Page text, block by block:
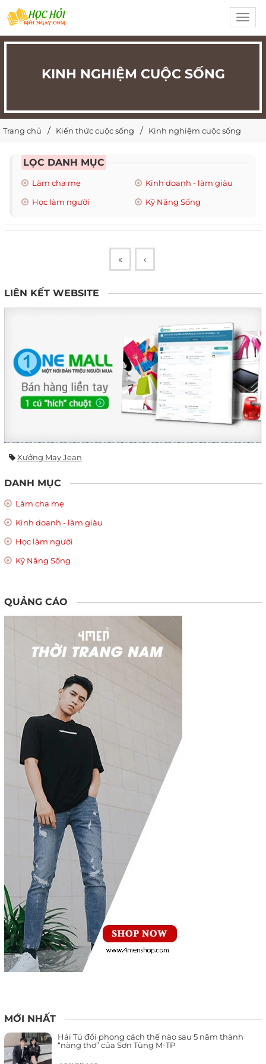
KINH NGHIỆM CUỘC SỐNG
Trang chủ Kiến thức cuộc sống Kinh nghiệm cuộc sống
LỌC DANH MỤC
Làm cha mẹ
Kinh doanh - làm giàu
Học làm người
Kỹ Năng Sống
« ‹
LIÊN KẾT WEBSITE
Xưởng May Jean
DANH MỤC
Làm cha mẹ
Kinh doanh - làm giàu
Học làm người
Kỹ Năng Sống
QUẢNG CÁO
MỚI NHẤT
Hải Tú đổi phong cách thế nào sau 5 năm thành
“nàng thơ” của Sơn Tùng M-TP